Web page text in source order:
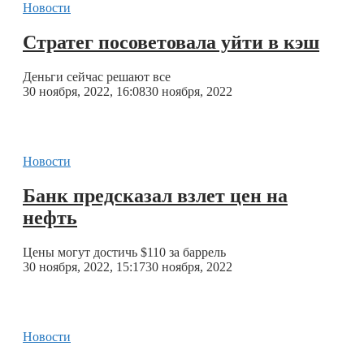
Новости
Стратег посоветовала уйти в кэш
Деньги сейчас решают все
30 ноября, 2022, 16:0830 ноября, 2022
Новости
Банк предсказал взлет цен на
нефть
Цены могут достичь $110 за баррель
30 ноября, 2022, 15:1730 ноября, 2022
Новости